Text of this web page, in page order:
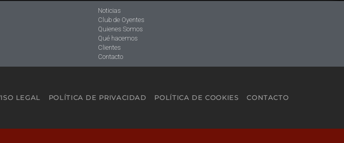
Noticias
Club de Oyentes
Quienes Somos
Qué hacemos
Clientes
Contacto
LEGAL POLÍTICA DE PRIVACIDAD POLÍTICA DE COOKIES CONTACTO